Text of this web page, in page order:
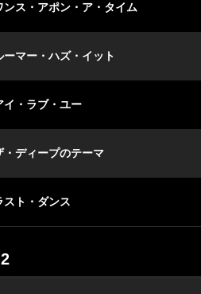
ンス・アポン・ア・タイム
ーマー・ハズ・イット
イ・ラブ・ユー
・ディープのテーマ
スト・ダンス